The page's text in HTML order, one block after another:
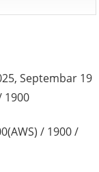
Septembar 19
1900
/ 1900 /